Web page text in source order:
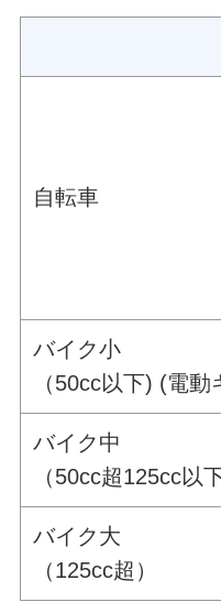
自転車
バイク小
（50cc以下) (
バイク中
（50cc超125cc以下
バイク大
（125cc超）